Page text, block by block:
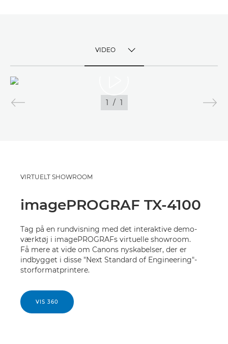
VIDEO
1 / 1
VIRTUELT SHOWROOM
imagePROGRAF TX-4100
Tag på en rundvisning med det interaktive demo-
værktøj i imagePROGRAFs virtuelle showroom.
Få mere at vide om Canons nyskabelser, der er
indbygget i disse "Next Standard of Engineering"-
storformatprintere.
VIS 360